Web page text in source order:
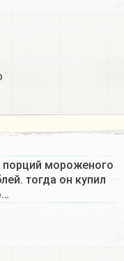
порций мороженого
тогда он купил